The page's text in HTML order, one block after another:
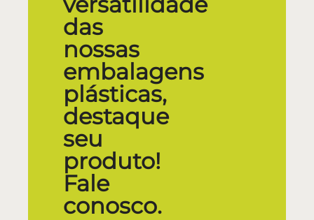
das
nossas
embalagens
plásticas,
destaque
seu
produto!
Fale
conosco.